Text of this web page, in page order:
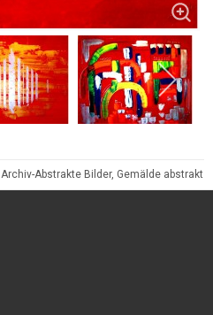
Archiv-Abstrakte Bilder, Gemälde abstrakt